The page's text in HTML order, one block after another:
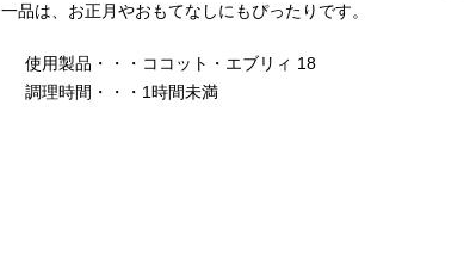
一品は、お正月やおもてなしにもぴったりです。
使用製品・・・ココット・エブリィ 18
調理時間・・・1時間未満